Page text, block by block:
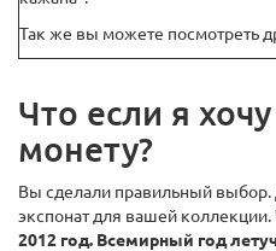
Так же вы можете посмотреть
Что если я
монету?
Вы сделали правильный
экспонат для вашей
2012 год. Всемирный год